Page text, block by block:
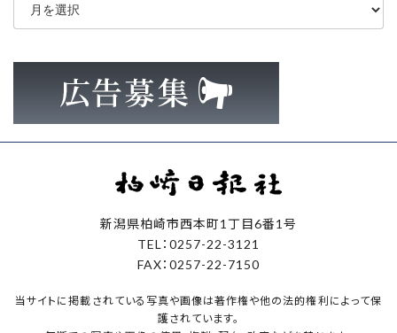
カ
ブ
新潟県柏崎市西本町1丁目6番1号
TEL：0257-22-3121
FAX：0257-22-7150
当サイトに掲載されている写真や画像は著作権や他の法的権利によって保
護されています。